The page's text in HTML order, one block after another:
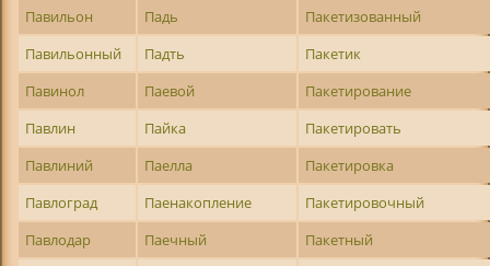
Павильон
Падь
Пакетизованный
Павильонный
Падть
Пакетик
Павинол
Паевой
Пакетирование
Павлин
Пайка
Пакетировать
Павлиний
Паелла
Пакетировка
Павлоград
Паенакопление
Пакетировочный
Павлодар
Паечный
Пакетный